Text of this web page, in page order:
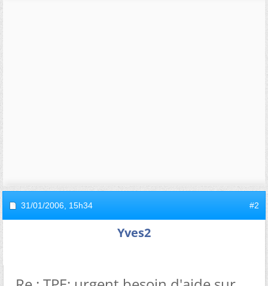
31/01/2006, 15h34 #2
Yves2